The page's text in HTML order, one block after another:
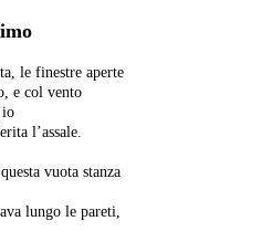
le finestre aperte
e col vento
l’assale.
vuota stanza
lungo le pareti,